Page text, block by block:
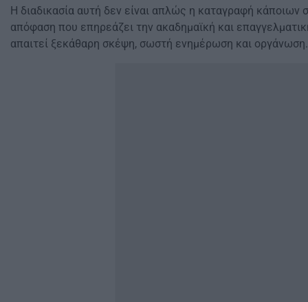
Η διαδικασία αυτή δεν είναι απλώς η καταγραφή κάποιων
απόφαση που επηρεάζει την ακαδημαϊκή και
απαιτεί ξεκάθαρη σκέψη, σωστή ενημέρωση και οργάνωση.